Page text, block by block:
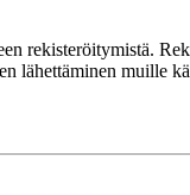
rekisteröitymistä.
lähettäminen muille